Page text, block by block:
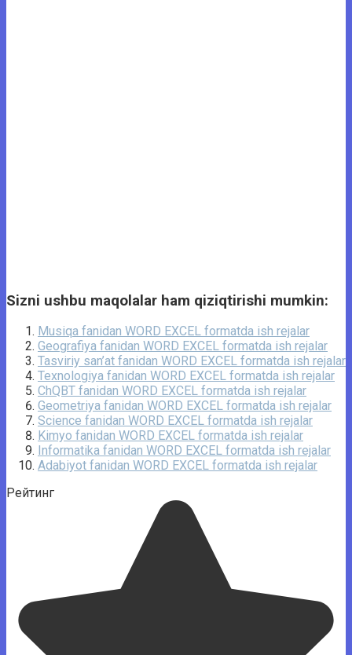
Sizni ushbu maqolalar ham qiziqtirishi mumkin:
Musiqa fanidan WORD EXCEL formatda ish rejalar
Geografiya fanidan WORD EXCEL formatda ish rejalar
Tasviriy san’at fanidan WORD EXCEL formatda ish rejalar
Texnologiya fanidan WORD EXCEL formatda ish rejalar
ChQBT fanidan WORD EXCEL formatda ish rejalar
Geometriya fanidan WORD EXCEL formatda ish rejalar
Science fanidan WORD EXCEL formatda ish rejalar
Kimyo fanidan WORD EXCEL formatda ish rejalar
Informatika fanidan WORD EXCEL formatda ish rejalar
Adabiyot fanidan WORD EXCEL formatda ish rejalar
Рейтинг